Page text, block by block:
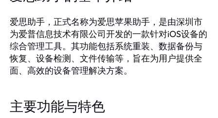
爱思助手，正式名称为爱思苹果助手，是由深圳市
为爱普信息技术有限公司开发的一款针对iOS设备的
综合管理工具。其功能包括系统重装、数据备份与
恢复、设备检测、文件传输等，旨在为用户提供全
面、高效的设备管理解决方案。
主要功能与特色